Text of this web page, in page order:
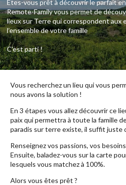
Etes-vous prêt à découvrir le parfait
Remote-Family vous permet de
lieux sur Terre qui correspondent aux
l’ensemble de votre famille
C'est parti !
Vous recherchez un lieu qui vous
nous avons la solution !
En 3 étapes vous allez découvrir ce
paix qui permettra à toute la famille
paradis sur terre existe, il suffit juste
Renseignez vos passions, vos
Ensuite, baladez-vous sur la carte
lesquels vous matchez à 100%.
Alors vous êtes prêt ?